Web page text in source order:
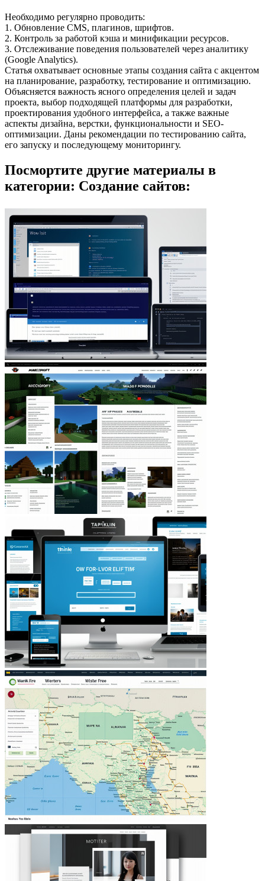
Необходимо регулярно проводить:
1. Обновление CMS, плагинов, шрифтов.
2. Контроль за работой кэша и минификации ресурсов.
3. Отслеживание поведения пользователей через аналитику
(Google Analytics).
Статья охватывает основные этапы создания сайта с акцентом
на планирование, разработку, тестирование и оптимизацию.
Объясняется важность ясного определения целей и задач
проекта, выбор подходящей платформы для разработки,
проектирования удобного интерфейса, а также важные
аспекты дизайна, верстки, функциональности и SEO-
оптимизации. Даны рекомендации по тестированию сайта,
его запуску и последующему мониторингу.
Посмортите другие материалы в
категории: Создание сайтов: